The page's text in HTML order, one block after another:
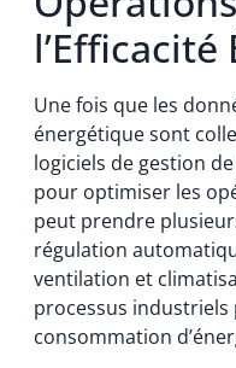
Une fois que les
énergétique sont
logiciels de gestion
pour optimiser les
peut prendre
régulation
ventilation et
processus
consommation